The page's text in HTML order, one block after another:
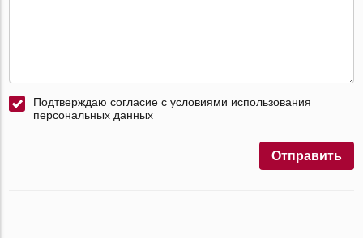
Подтверждаю согласие с условиями использования
персональных данных
Отправить